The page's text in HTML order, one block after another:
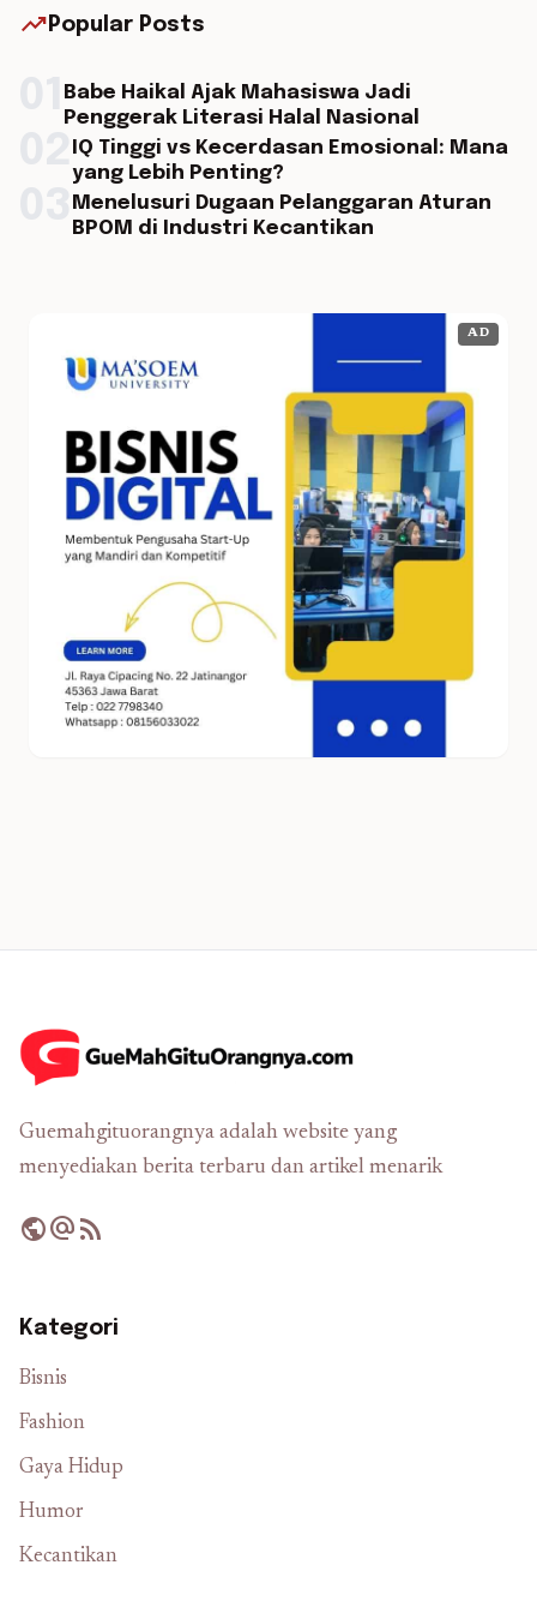
trending_up Popular Posts
Babe Haikal Ajak Mahasiswa Jadi
Penggerak Literasi Halal Nasional
IQ Tinggi vs Kecerdasan Emosional: Mana
yang Lebih Penting?
Menelusuri Dugaan Pelanggaran Aturan
BPOM di Industri Kecantikan
AD
Guemahgituorangnya adalah website yang
menyediakan berita terbaru dan artikel menarik
publicalternate_emailrss_feed
Kategori
Bisnis
Fashion
Gaya Hidup
Humor
Kecantikan